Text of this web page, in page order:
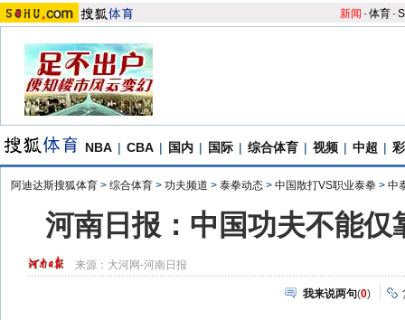
新闻 -体育-S
NBA | CBA | 国内 | 国际 | 综合体育 | 视频 | 中超 |
阿迪达斯搜狐体育 > 综合体育 > 功夫频道 > 泰拳动态 > 中国散打VS职业泰拳 > 中
河南日报：中国功夫不能仅
来源： 大河网-河南日报
我来说两句(0)